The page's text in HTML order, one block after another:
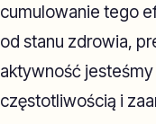
cumulowanie tego
od stanu zdrowia,
aktywność
częstotliwością i